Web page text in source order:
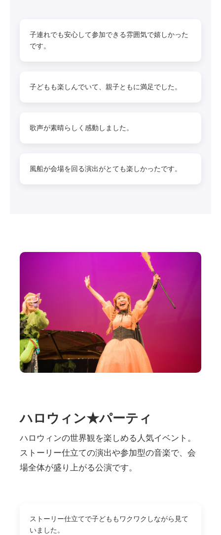
子連れでも安心して参加できる雰囲気で嬉しかった
です。
子どもも楽しんでいて、親子ともに満足でした。
歌声が素晴らしく感動しました。
風船が会場を回る演出がとても楽しかったです。
ハロウィン★パーティ
ハロウィンの世界観を楽しめる人気イベント。
ストーリー仕立ての演出や参加型の音楽で、会
場全体が盛り上がる公演です。
ストーリー仕立てで子どももワクワクしながら見て
いました。